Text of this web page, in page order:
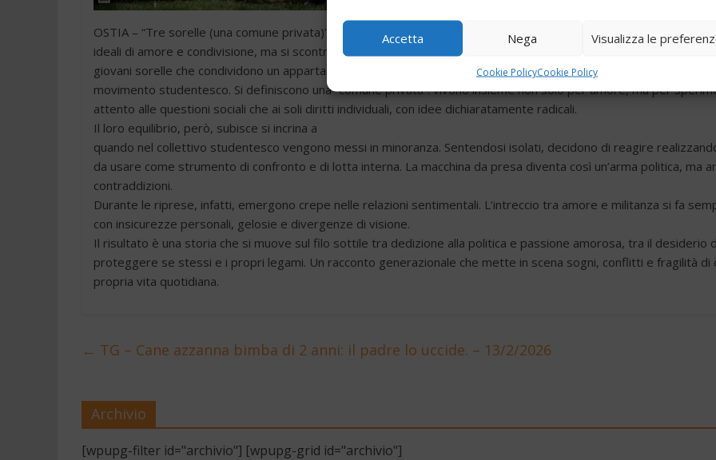
Accetta Nega Visualizza le
Cookie PolicyCookie Policy
OSTIA – “Tre sorelle (una comune privata)” è un film scritto e diretto da Leonardo Bonetti. Racconta la storia di
ideali di amore e condivisione, ma si scontrano con le difficoltà della realtà e con il bisogno di restare fedeli a sé
giovani sorelle che condividono un appartamento con i rispettivi compagni: Lorenzo, Alex e Giordano. Tutti e sei
movimento studentesco. Si definiscono una “comune privata”: vivono insieme non solo per amore, ma per
attento alle questioni sociali che ai soli diritti individuali, con idee dichiaratamente radicali.
Il loro equilibrio, però, subisce si incrina a
quando nel collettivo studentesco vengono messi in minoranza. Sentendosi isolati, decidono di reagire
da usare come strumento di confronto e di lotta interna. La macchina da presa diventa così un’arma politica, ma
contraddizioni.
Durante le riprese, infatti, emergono crepe nelle relazioni sentimentali. L’intreccio tra amore e militanza si fa
con insicurezze personali, gelosie e divergenze di visione.
Il risultato è una storia che si muove sul filo sottile tra dedizione alla politica e passione amorosa, tra il desiderio
proteggere se stessi e i propri legami. Un racconto generazionale che mette in scena sogni, conflitti e fragilità
propria vita quotidiana.
← TG – Cane azzanna bimba di 2 anni: il padre lo uccide. – 13/2/2026
Archivio
[wpupg-filter id="archivio"] [wpupg-grid id="archivio"]